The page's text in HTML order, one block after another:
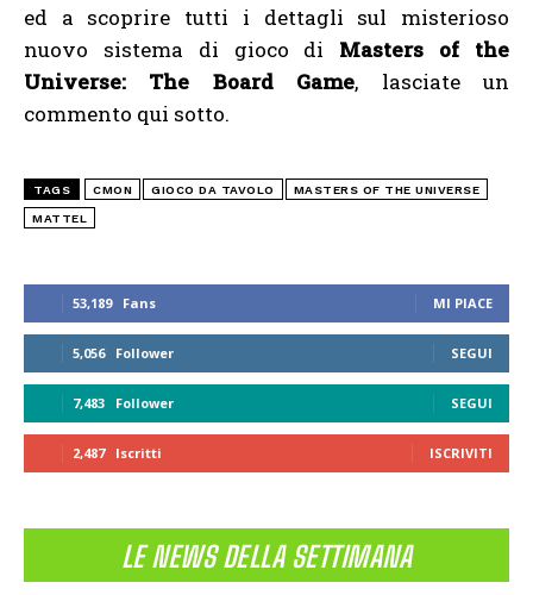
53,189 Fans MI PIACE
5,056 Follower SEGUI
7,483 Follower SEGUI
2,487 Iscritti ISCRIVITI
LE NEWS DELLA SETTIMANA
ed a scoprire tutti i dettagli sul misterioso
nuovo sistema di gioco di Masters of the
Universe: The Board Game, lasciate un
commento qui sotto.
TAGS CMON GIOCO DA TAVOLO MASTERS OF THE UNIVERSE
MATTEL